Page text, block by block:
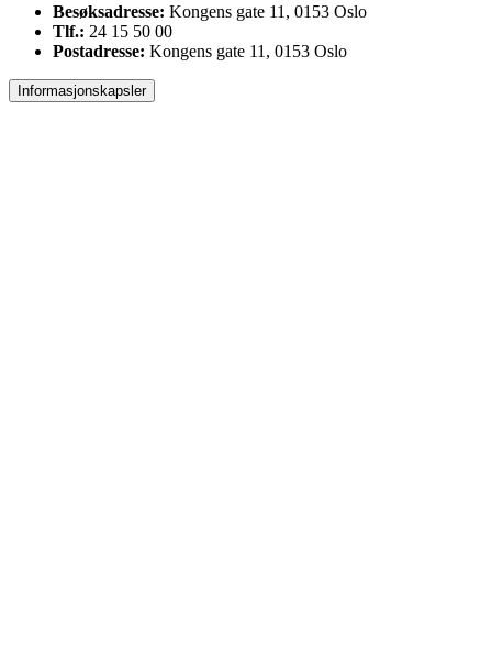
Besøksadresse: Kongens gate 11, 0153 Oslo
Tlf.: 24 15 50 00
Postadresse: Kongens gate 11, 0153 Oslo
Informasjonskapsler